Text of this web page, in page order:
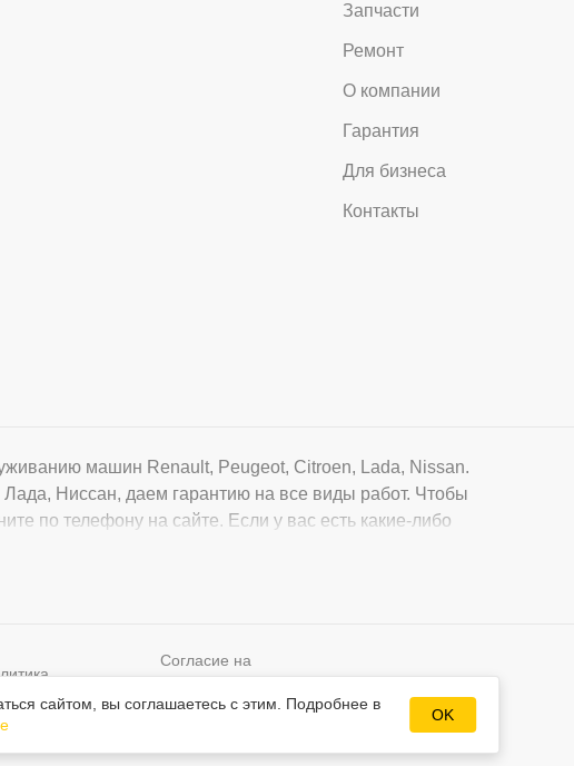
Запчасти
Ремонт
О компании
Гарантия
Для бизнеса
Контакты
машин Renault, Peugeot, Citroen, Lada, Nissan.
Ниссан, даем гарантию на все виды работ. Чтобы
по телефону на сайте. Если у вас есть какие-либо
Согласие на
персональных
Mahogany
сайтом, вы соглашаетесь с этим. Подробнее в
OK